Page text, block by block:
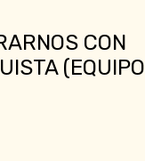
CON
(EQUIPO